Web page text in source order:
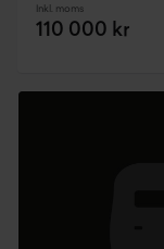
Inkl. moms
110 000 kr